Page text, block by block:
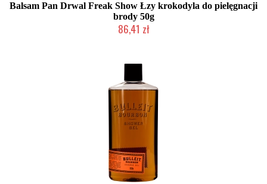
Balsam Pan Drwal Freak Show Łzy krokodyla do pielęgnacji
brody 50g
86,41 zł